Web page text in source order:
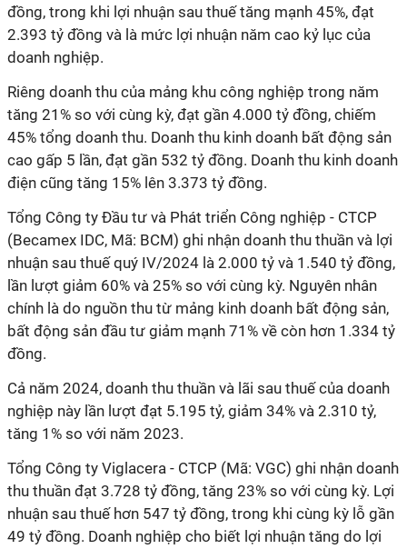
đồng, trong khi lợi nhuận sau thuế tăng mạnh 45%, đạt
2.393 tỷ đồng và là mức lợi nhuận năm cao kỷ lục của
doanh nghiệp.
Riêng doanh thu của mảng khu công nghiệp trong năm
tăng 21% so với cùng kỳ, đạt gần 4.000 tỷ đồng, chiếm
45% tổng doanh thu. Doanh thu kinh doanh bất động sản
cao gấp 5 lần, đạt gần 532 tỷ đồng. Doanh thu kinh doanh
điện cũng tăng 15% lên 3.373 tỷ đồng.
Tổng Công ty Đầu tư và Phát triển Công nghiệp - CTCP
(Becamex IDC, Mã: BCM) ghi nhận doanh thu thuần và lợi
nhuận sau thuế quý IV/2024 là 2.000 tỷ và 1.540 tỷ đồng,
lần lượt giảm 60% và 25% so với cùng kỳ. Nguyên nhân
chính là do nguồn thu từ mảng kinh doanh bất động sản,
bất động sản đầu tư giảm mạnh 71% về còn hơn 1.334 tỷ
đồng.
Cả năm 2024, doanh thu thuần và lãi sau thuế của doanh
nghiệp này lần lượt đạt 5.195 tỷ, giảm 34% và 2.310 tỷ,
tăng 1% so với năm 2023.
Tổng Công ty Viglacera - CTCP (Mã: VGC) ghi nhận doanh
thu thuần đạt 3.728 tỷ đồng, tăng 23% so với cùng kỳ. Lợi
nhuận sau thuế hơn 547 tỷ đồng, trong khi cùng kỳ lỗ gần
49 tỷ đồng. Doanh nghiệp cho biết lợi nhuận tăng do lợi